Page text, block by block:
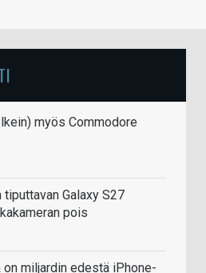
myös Commodore
tiputtavan Galaxy S27
pois
on miljardin edestä iPhone-